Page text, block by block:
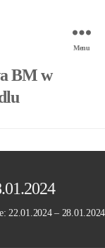
BM w
Menu
22.01.2024 – 28.01.2024